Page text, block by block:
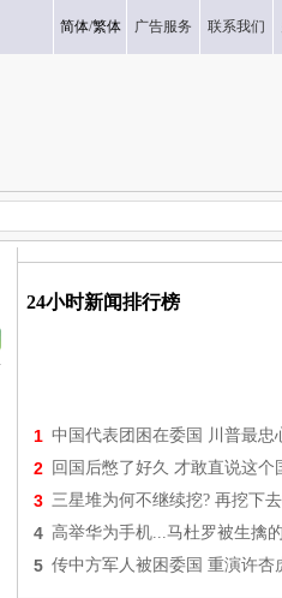
简体/繁体 广告服务 联系我们
24小时新闻排行榜
1 中国代表团困在委国 川普最忠
2 回国后憋了好久 才敢直说这个
3 三星堆为何不继续挖? 再挖下
4 高举华为手机...马杜罗被生擒
5 传中方军人被困委国 重演许